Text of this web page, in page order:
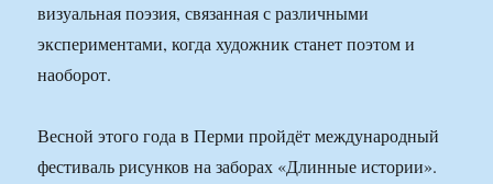
визуальная поэзия, связанная с различными
экспериментами, когда художник станет поэтом и
наоборот.
Весной этого года в Перми пройдёт международный
фестиваль рисунков на заборах «Длинные истории».